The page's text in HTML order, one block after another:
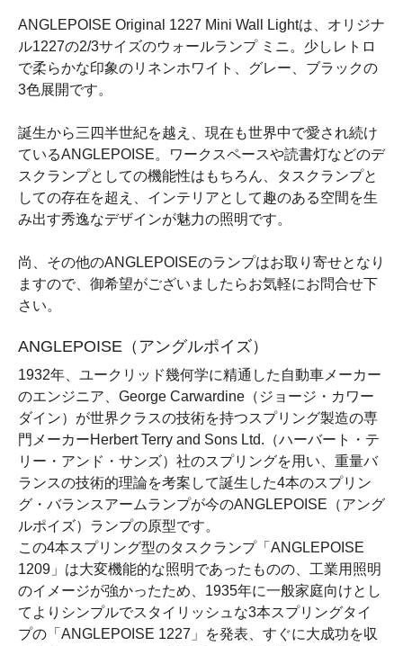
ANGLEPOISE Original 1227 Mini Wall Lightは、オリジナ
ル1227の2/3サイズのウォールランプ ミニ。少しレトロ
で柔らかな印象のリネンホワイト、グレー、ブラックの
3色展開です。
誕生から三四半世紀を越え、現在も世界中で愛され続け
ているANGLEPOISE。ワークスペースや読書灯などのデ
スクランプとしての機能性はもちろん、タスクランプと
しての存在を超え、インテリアとして趣のある空間を生
み出す秀逸なデザインが魅力の照明です。
尚、その他のANGLEPOISEのランプはお取り寄せとなり
ますので、御希望がございましたらお気軽にお問合せ下
さい。
ANGLEPOISE（アングルポイズ）
1932年、ユークリッド幾何学に精通した自動車メーカー
のエンジニア、George Carwardine（ジョージ・カワー
ダイン）が世界クラスの技術を持つスプリング製造の専
門メーカーHerbert Terry and Sons Ltd.（ハーバート・テ
リー・アンド・サンズ）社のスプリングを用い、重量バ
ランスの技術的理論を考案して誕生した4本のスプリン
グ・バランスアームランプが今のANGLEPOISE（アング
ルポイズ）ランプの原型です。
この4本スプリング型のタスクランプ「ANGLEPOISE
1209」は大変機能的な照明であったものの、工業用照明
のイメージが強かったため、1935年に一般家庭向けとし
てよりシンプルでスタイリッシュな3本スプリングタイ
プの「ANGLEPOISE 1227」を発表、すぐに大成功を収